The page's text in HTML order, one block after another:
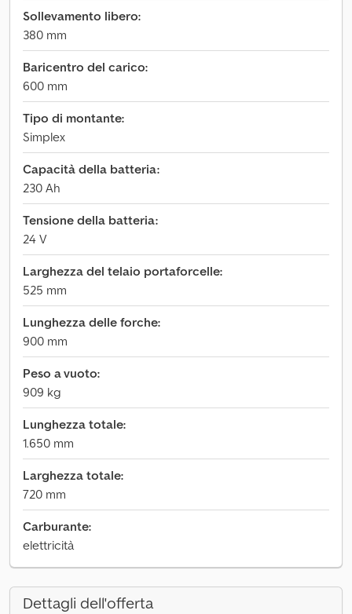
Sollevamento libero:
380 mm
Baricentro del carico:
600 mm
Tipo di montante:
Simplex
Capacità della batteria:
230 Ah
Tensione della batteria:
24 V
Larghezza del telaio portaforcelle:
525 mm
Lunghezza delle forche:
900 mm
Peso a vuoto:
909 kg
Lunghezza totale:
1.650 mm
Larghezza totale:
720 mm
Carburante:
elettricità
Dettagli dell'offerta